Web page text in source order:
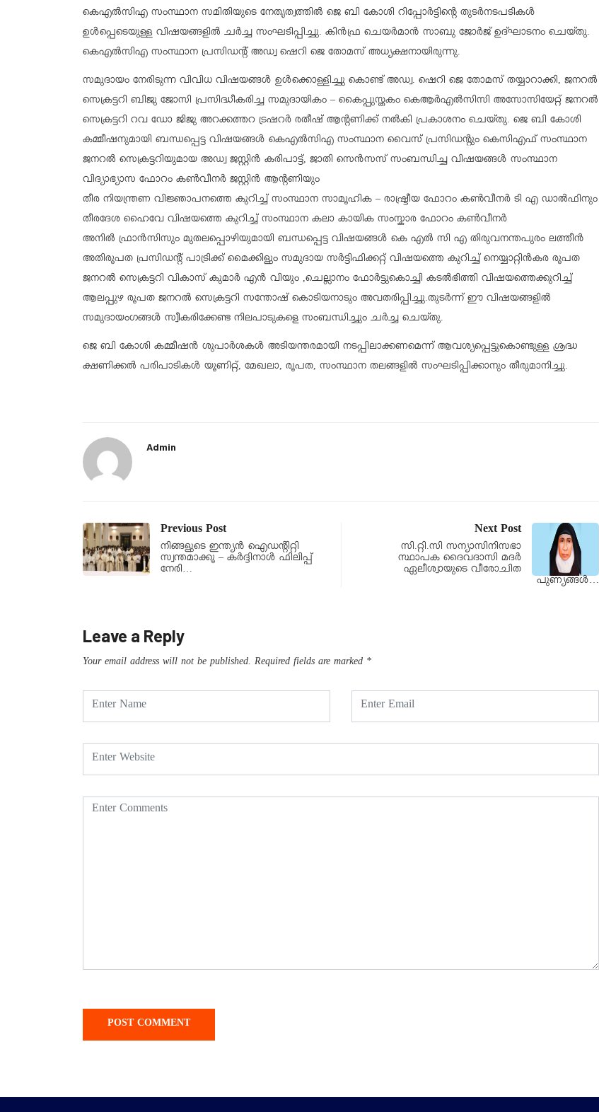
കെഎൽസിഎ സംസ്ഥാന സമിതിയുടെ നേതൃത്വത്തിൽ ജെ ബി കോശി റിപ്പോർട്ടിന്റെ തുടർനടപടികൾ
ഉൾപ്പെടെയുള്ള വിഷയങ്ങളിൽ ചർച്ച സംഘടിപ്പിച്ചു. കിൻഫ്ര ചെയർമാൻ സാബു ജോർജ് ഉദ്ഘാടനം ചെയ്തു.
കെഎൽസിഎ സംസ്ഥാന പ്രസിഡന്റ്‌ അഡ്വ ഷെറി ജെ തോമസ് അധ്യക്ഷനായിരുന്നു.
സമുദായം നേരിടുന്ന വിവിധ വിഷയങ്ങൾ ഉൾക്കൊള്ളിച്ചു കൊണ്ട് അഡ്വ. ഷെറി ജെ തോമസ് തയ്യാറാക്കി, ജനറൽ
സെക്രട്ടറി ബിജു ജോസി പ്രസിദ്ധീകരിച്ച സമുദായികം – കൈപ്പുസ്തകം കെആർഎൽസിസി അസോസിയേറ്റ് ജനറൽ
സെക്രട്ടറി റവ ഡോ ജിജു അറക്കത്തറ ട്രഷറർ രതീഷ് ആന്റണിക്ക് നൽകി പ്രകാശനം ചെയ്തു. ജെ ബി കോശി
കമ്മീഷനുമായി ബന്ധപ്പെട്ട വിഷയങ്ങൾ കെഎൽസിഎ സംസ്ഥാന വൈസ് പ്രസിഡന്റും കെസിഎഫ് സംസ്ഥാന
ജനറൽ സെക്രട്ടറിയുമായ അഡ്വ ജസ്റ്റിൻ കരിപാട്ട്, ജാതി സെൻസസ് സംബന്ധിച്ച വിഷയങ്ങൾ സംസ്ഥാന
വിദ്യാഭ്യാസ ഫോറം കൺവീനർ ജസ്റ്റിൻ ആന്റണിയും
തീര നിയന്ത്രണ വിജ്ഞാപനത്തെ കുറിച്ച് സംസ്ഥാന സാമൂഹിക – രാഷ്ട്രീയ ഫോറം കൺവീനർ ടി എ ഡാൽഫിനും
തീരദേശ ഹൈവേ വിഷയത്തെ കുറിച്ച് സംസ്ഥാന കലാ കായിക സംസ്കാര ഫോറം കൺവീനർ
അനിൽ ഫ്രാൻസിസും മുതലപ്പൊഴിയുമായി ബന്ധപ്പെട്ട വിഷയങ്ങൾ കെ എൽ സി എ തിരുവനന്തപുരം ലത്തീൻ
അതിരൂപത പ്രസിഡന്റ് പാട്രിക്ക് മൈക്കിളും സമുദായ സർട്ടിഫിക്കറ്റ് വിഷയത്തെ കുറിച്ച് നെയ്യാറ്റിൻകര രൂപത
ജനറൽ സെക്രട്ടറി വികാസ് കുമാർ എൻ വിയും ,ചെല്ലാനം ഫോർട്ടുകൊച്ചി കടൽഭിത്തി വിഷയത്തെക്കുറിച്ച്
ആലപ്പുഴ രൂപത ജനറൽ സെക്രട്ടറി സന്തോഷ് കൊടിയനാടും അവതരിപ്പിച്ചു.തുടർന്ന് ഈ വിഷയങ്ങളിൽ
സമുദായംഗങ്ങൾ സ്വീകരിക്കേണ്ട നിലപാടുകളെ സംബന്ധിച്ചും ചർച്ച ചെയ്തു.
ജെ ബി കോശി കമ്മീഷൻ ശുപാർശകൾ അടിയന്തരമായി നടപ്പിലാക്കണമെന്ന് ആവശ്യപ്പെട്ടുകൊണ്ടുള്ള ശ്രദ്ധ
ക്ഷണിക്കൽ പരിപാടികൾ യൂണിറ്റ്, മേഖലാ, രൂപത, സംസ്ഥാന തലങ്ങളിൽ സംഘടിപ്പിക്കാനും തീരുമാനിച്ചു.
Admin
Previous Post
നിങ്ങളുടെ ഇന്ത്യന്‍ ഐഡന്റിറ്റി
സ്വന്തമാക്കൂ – കര്‍ദ്ദിനാള്‍ ഫിലിപ്പ്
നേരി…
Next Post
സി.റ്റി.സി സന്യാസിനിസഭാ
സ്ഥാപക ദൈവദാസി മദർ
ഏലീശ്വായുടെ വീരോചിത
പുണ്യങ്ങൾ…
Leave a Reply
Your email address will not be published. Required fields are marked *